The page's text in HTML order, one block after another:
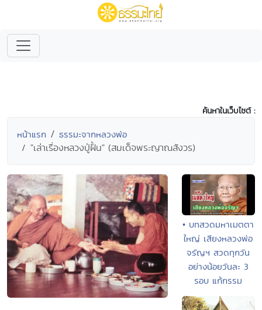
ค้นหาในเว็บไซต์ :
หน้าแรก ธรรมะจากหลวงพ่อ
"เล่าเรื่องหลวงปู่ฝั้น" (สมเด็จพระญาณสังวร)
• บทสวดมหาเมตตา
ใหญ่ เสียงหลวงพ่อ
จรัญฯ สวดทุกวัน
อย่างน้อยวันละ 3
รอบ แก้กรรม